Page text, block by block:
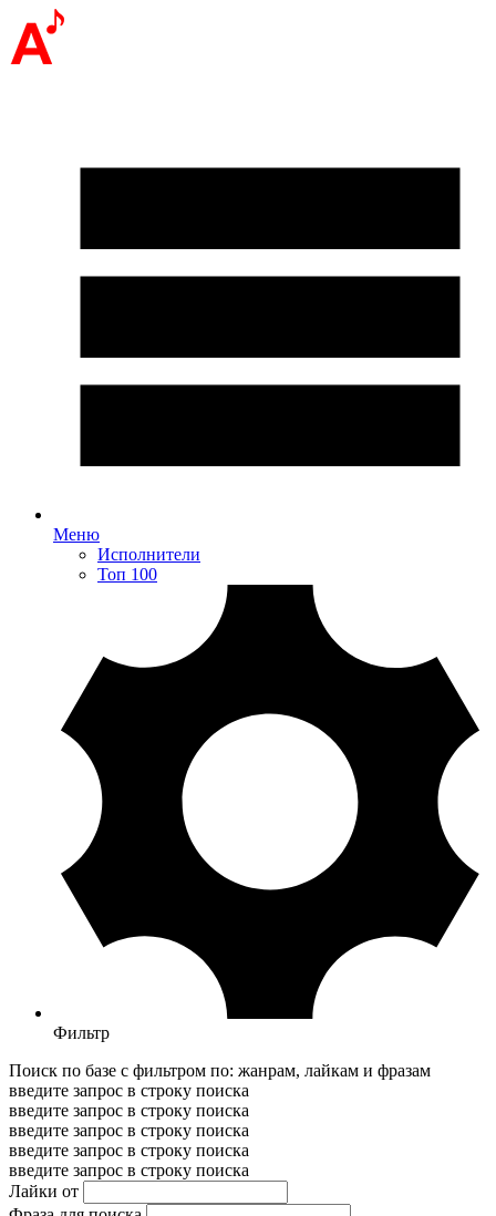
Меню
Исполнители
Топ 100
Фильтр
Поиск по базе с фильтром по: жанрам, лайкам и фразам
введите запрос в строку поиска
введите запрос в строку поиска
введите запрос в строку поиска
введите запрос в строку поиска
введите запрос в строку поиска
Лайки от